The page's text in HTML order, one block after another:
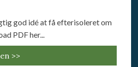
god idé at få efterisoleret om
PDF her...
>>